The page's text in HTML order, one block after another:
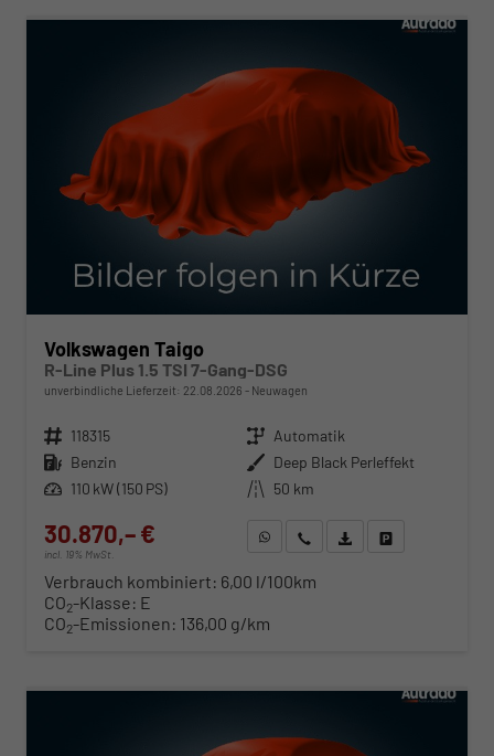
Volkswagen Taigo
R-Line Plus 1.5 TSI 7-Gang-DSG
unverbindliche Lieferzeit: 22.08.2026 Neuwagen
Fahrzeugnr. 118315 Getriebe Automatik
Kraftstoff Benzin Außenfarbe Deep Black Perleffekt
Leistung 110 kW (150 PS) Kilometerstand 50 km
30.870,– €
incl. 19% MwSt.
WhatsApp anfragen
Wir rufen Sie anFahrzeugexposé (PDF)
Verbrauch kombiniert: 6,00 l/100km
CO2-Klasse: E
CO2-Emissionen: 136,00 g/km